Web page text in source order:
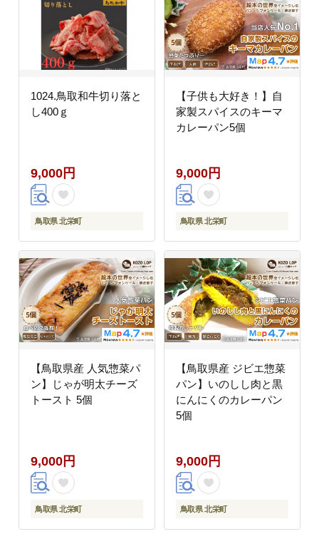
1024.鳥取和牛切り落と
し400ｇ
9,000円
鳥取県 北栄町
【子供も大好き！】自
家製スパイスのキーマ
カレーパン5個
9,000円
鳥取県 北栄町
【鳥取県産 人気惣菜パ
ン】じゃが明太チーズ
トースト 5個
9,000円
鳥取県 北栄町
【鳥取県産 ジビエ惣菜
パン】いのしし肉と黒
にんにくのカレーパン
5個
9,000円
鳥取県 北栄町